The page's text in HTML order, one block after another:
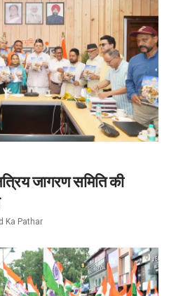
जागरण समिति की
Ka Pathar